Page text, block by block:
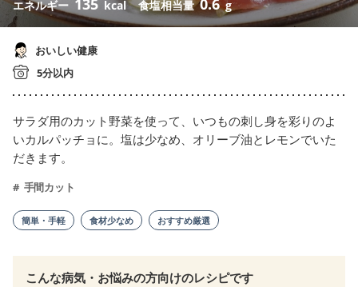
エネルギー 135 kcal 食塩相当量0.6 g
おいしい健康
5分以内
サラダ用のカット野菜を使って、いつもの刺し身を彩りのよ
いカルパッチョに。塩は少なめ、オリーブ油とレモンでいた
だきます。
手間カット
簡単・手軽 食材少なめ おすすめ厳選
こんな病気・お悩みの方向けのレシピです